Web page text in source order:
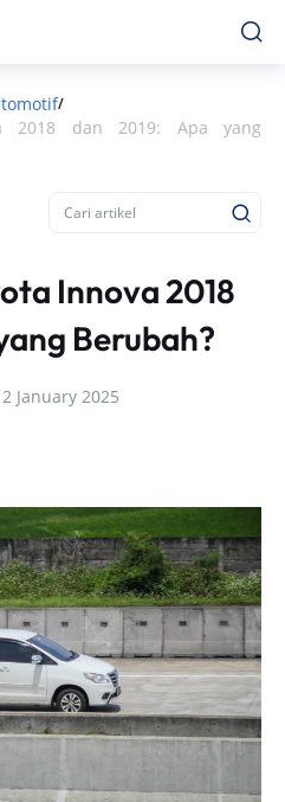
/
2018 dan 2019: Apa yang
Innova 2018
Berubah?
2 January 2025